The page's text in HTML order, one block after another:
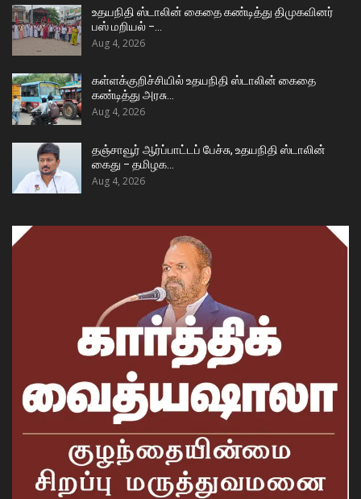
உதயநிதி ஸ்டாலின் கைதை கண்டித்து திமுகவினர்
பஸ் மறியல் –…
Aug 4, 2026
கள்ளக்குறிச்சியில் உதயநிதி ஸ்டாலின் கைதை
கண்டித்து அரசு…
Aug 4, 2026
தஞ்சாவூர் ஆர்ப்பாட்டப் பேச்சு, உதயநிதி ஸ்டாலின்
கைது – தமிழக…
Aug 4, 2026